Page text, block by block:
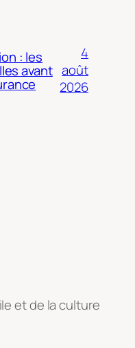
: les
avant
4
août
2026
et de la culture